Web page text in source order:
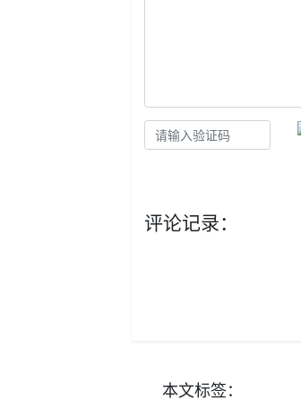
评论记录：
本文标签：